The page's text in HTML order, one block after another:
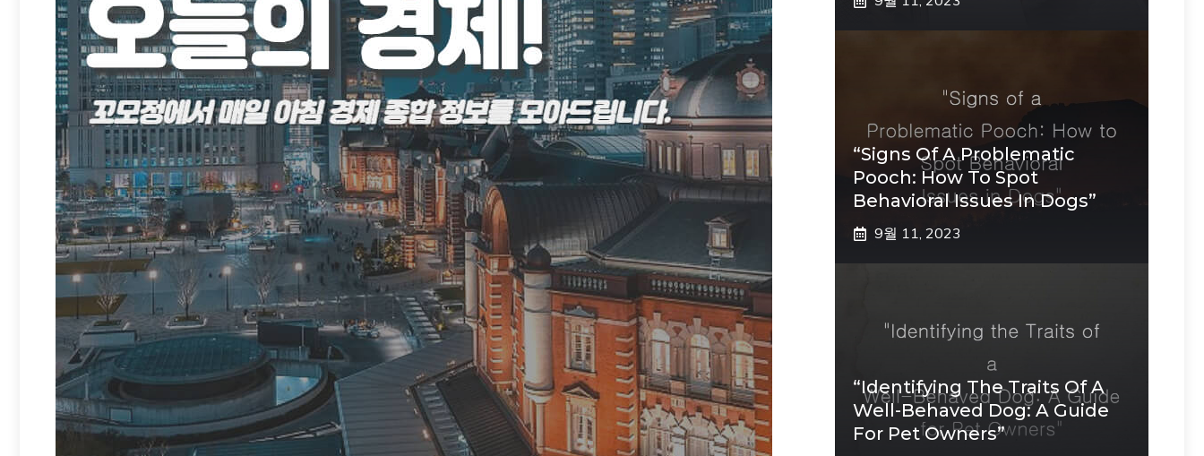
“Signs Of A Problematic
Pooch: How To Spot
Behavioral Issues In Dogs”
9월 11, 2023
“Identifying The Traits Of A
Well-Behaved Dog: A Guide
For Pet Owners”